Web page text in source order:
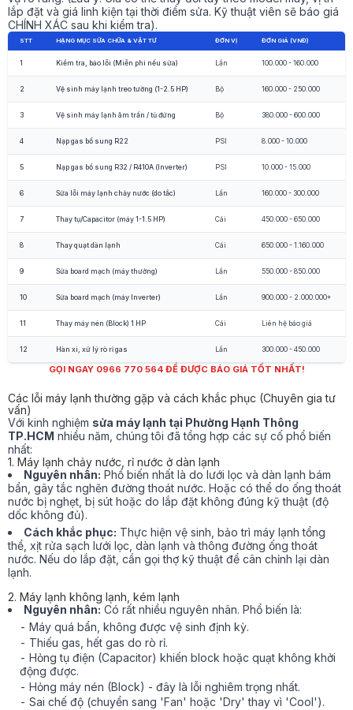
lắp đặt và giá linh kiện tại thời điểm sửa. Kỹ thuật viên sẽ báo giá
CHÍNH XÁC sau khi kiểm tra).
STT HẠNG MỤC SỬA CHỮA & VẬT TƯ ĐƠN VỊ ĐƠN GIÁ (VNĐ)
1 Kiểm tra, báo lỗi (Miễn phí nếu sửa) Lần 100.000 - 160.000
2 Vệ sinh máy lạnh treo tường (1-2.5 HP) Bộ 160.000 - 250.000
3 Vệ sinh máy lạnh âm trần / tủ đứng Bộ 380.000 - 600.000
4 Nạp gas bổ sung R22 PSI 8.000 - 10.000
5 Nạp gas bổ sung R32 / R410A (Inverter) PSI 10.000 - 15.000
6 Sửa lỗi máy lạnh chảy nước (do tắc) Lần 160.000 - 300.000
7 Thay tụ/Capacitor (máy 1-1.5 HP) Cái 450.000 - 650.000
8 Thay quạt dàn lạnh Cái 650.000 - 1.160.000
9 Sửa board mạch (máy thường) Lần 550.000 - 850.000
10 Sửa board mạch (máy Inverter) Lần 900.000 - 2.000.000+
11 Thay máy nén (Block) 1 HP Cái Liên hệ báo giá
12 Hàn xì, xử lý rò rỉ gas Lần 300.000 - 450.000
GỌI NGAY 0966 770 564 ĐỂ ĐƯỢC BÁO GIÁ TỐT NHẤT!
Các lỗi máy lạnh thường gặp và cách khắc phục (Chuyên gia tư
vấn)
Với kinh nghiệm sửa máy lạnh tại Phường Hạnh Thông
TP.HCM nhiều năm, chúng tôi đã tổng hợp các sự cố phổ biến
nhất:
1. Máy lạnh chảy nước, rỉ nước ở dàn lạnh
Nguyên nhân: Phổ biến nhất là do lưới lọc và dàn lạnh bám
bẩn, gây tắc nghẽn đường thoát nước. Hoặc có thể do ống thoát
nước bị nghẹt, bị sút hoặc do lắp đặt không đúng kỹ thuật (độ
dốc không đủ).
Cách khắc phục: Thực hiện vệ sinh, bảo trì máy lạnh tổng
thể, xịt rửa sạch lưới lọc, dàn lạnh và thông đường ống thoát
nước. Nếu do lắp đặt, cần gọi thợ kỹ thuật để cân chỉnh lại dàn
lạnh.
2. Máy lạnh không lạnh, kém lạnh
Nguyên nhân: Có rất nhiều nguyên nhân. Phổ biến là:
Máy quá bẩn, không được vệ sinh định kỳ.
Thiếu gas, hết gas do rò rỉ.
Hỏng tụ điện (Capacitor) khiến block hoặc quạt không khởi
động được.
Hỏng máy nén (Block) - đây là lỗi nghiêm trọng nhất.
Sai chế độ (chuyển sang 'Fan' hoặc 'Dry' thay vì 'Cool').